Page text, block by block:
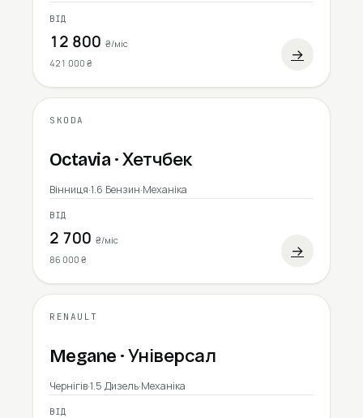
ВІД
12 800 ₴/міс
421 000 ₴
→
2004
SKODA
Octavia · Хетчбек
Вінниця·1.6 Бензин·Механіка
ВІД
2 700 ₴/міс
86 000 ₴
→
2006
RENAULT
Megane · Універсал
Чернігів·1.5 Дизель·Механіка
ВІД